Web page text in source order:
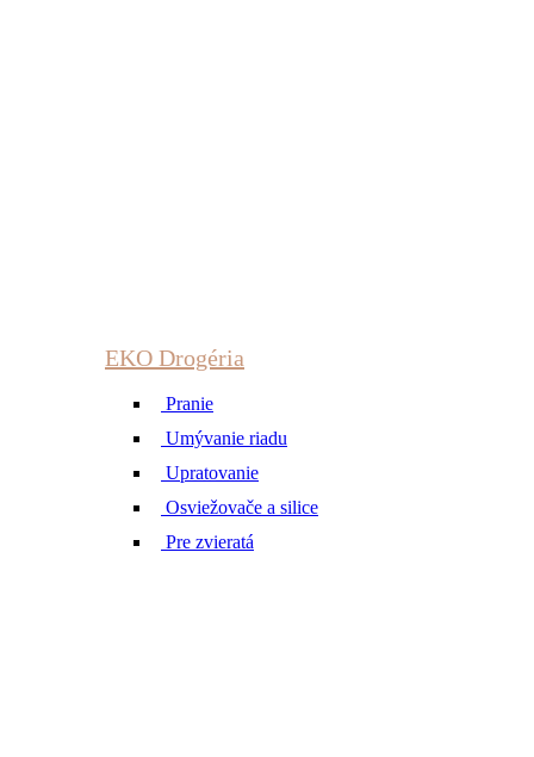
EKO Drogéria
Pranie
Umývanie riadu
Upratovanie
Osviežovače a silice
Pre zvieratá